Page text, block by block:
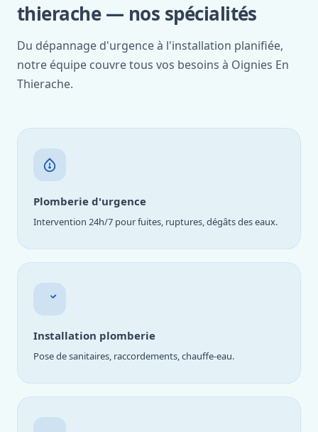
thierache — nos spécialités
Du dépannage d'urgence à l'installation planifiée,
notre équipe couvre tous vos besoins à Oignies En
Thierache.
Plomberie d'urgence
Intervention 24h/7 pour fuites, ruptures, dégâts des eaux.
Installation plomberie
Pose de sanitaires, raccordements, chauffe-eau.